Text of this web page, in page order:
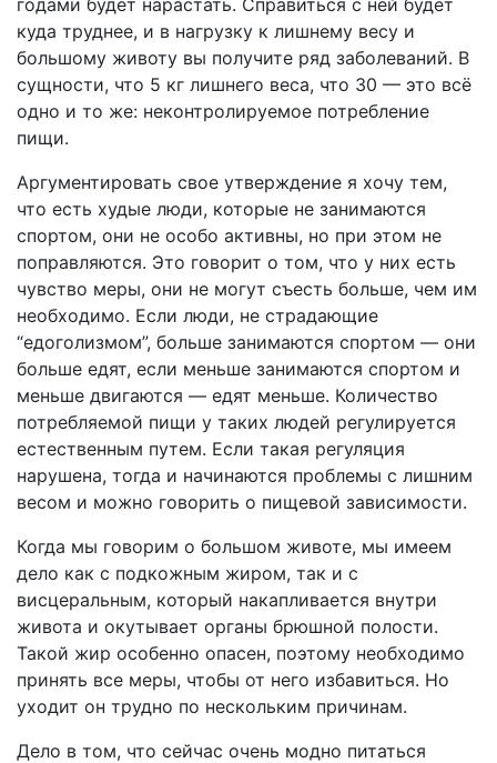
годами будет нарастать. Справиться с ней будет
куда труднее, и в нагрузку к лишнему весу и
большому животу вы получите ряд заболеваний. В
сущности, что 5 кг лишнего веса, что 30 — это всё
одно и то же: неконтролируемое потребление
пищи.
Аргументировать свое утверждение я хочу тем,
что есть худые люди, которые не занимаются
спортом, они не особо активны, но при этом не
поправляются. Это говорит о том, что у них есть
чувство меры, они не могут съесть больше, чем им
необходимо. Если люди, не страдающие
“едоголизмом”, больше занимаются спортом — они
больше едят, если меньше занимаются спортом и
меньше двигаются — едят меньше. Количество
потребляемой пищи у таких людей регулируется
естественным путем. Если такая регуляция
нарушена, тогда и начинаются проблемы с лишним
весом и можно говорить о пищевой зависимости.
Когда мы говорим о большом животе, мы имеем
дело как с подкожным жиром, так и с
висцеральным, который накапливается внутри
живота и окутывает органы брюшной полости.
Такой жир особенно опасен, поэтому необходимо
принять все меры, чтобы от него избавиться. Но
уходит он трудно по нескольким причинам.
Дело в том, что сейчас очень модно питаться